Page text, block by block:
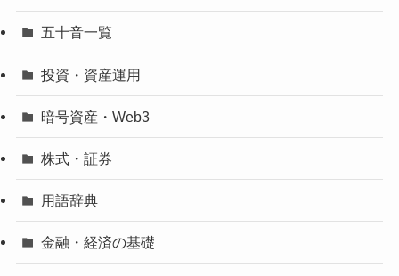
五十音一覧
投資・資産運用
暗号資産・Web3
株式・証券
用語辞典
金融・経済の基礎